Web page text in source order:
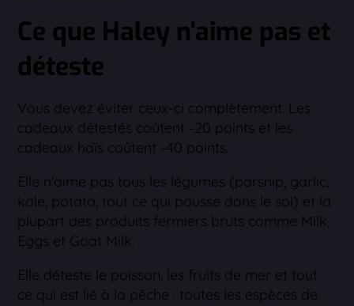
Ce que Haley n'aime pas et
déteste
Vous devez éviter ceux-ci complètement. Les
cadeaux détestés coûtent -20 points et les
cadeaux haïs coûtent -40 points.
Elle n'aime pas tous les légumes (parsnip, garlic,
kale, potato, tout ce qui pousse dans le sol) et la
plupart des produits fermiers bruts comme Milk,
Eggs et Goat Milk.
Elle déteste le poisson, les fruits de mer et tout
ce qui est lié à la pêche : toutes les espèces de